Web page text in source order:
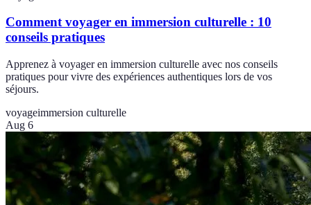
Comment voyager en immersion culturelle : 10
conseils pratiques
Apprenez à voyager en immersion culturelle avec nos conseils
pratiques pour vivre des expériences authentiques lors de vos
séjours.
voyageimmersion culturelle
Aug 6